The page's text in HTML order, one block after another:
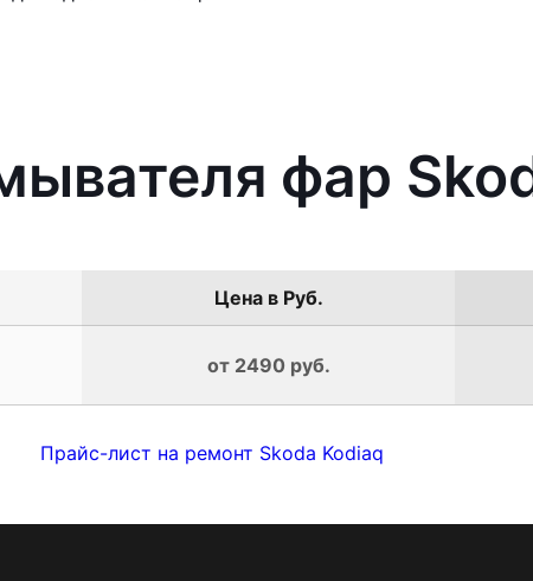
фар
Цена в Руб.
от 2490 руб.
Прайс-лист на ремонт Skoda Kodiaq